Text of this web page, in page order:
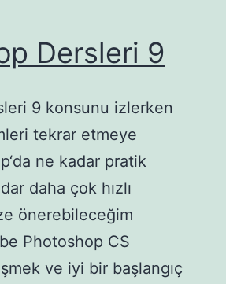
Dersleri 9
9 konsunu izlerken
tekrar etmeye
ne kadar pratik
daha çok hızlı
önerebileceğim
Photoshop CS
ve iyi bir başlangıç